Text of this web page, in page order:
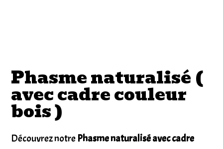
Phasme naturalisé (
avec cadre couleur
bois )
Découvrez notre Phasme naturalisé avec cadre